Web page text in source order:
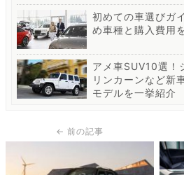
初めての車選びガ
め車種と購入費用
アメ車SUV10選！
リンカーンなど新
モデルを一挙紹介